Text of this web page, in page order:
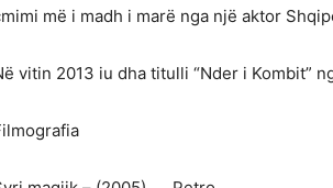
më i madh i marë nga një aktor
vitin 2013 iu dha titulli “Nder i Kombit”